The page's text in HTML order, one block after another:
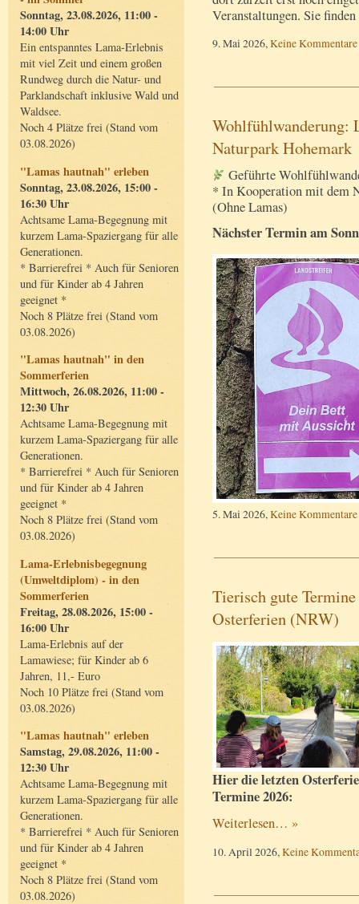
Sonntag, 23.08.2026, 11:00 -
14:00 Uhr
Ein entspanntes Lama-Erlebnis
mit viel Zeit und einem großen
Rundweg durch die Natur- und
Parklandschaft inklusive Wald und
Waldsee.
Noch 4 Plätze frei (Stand vom
03.08.2026)
"Lamas hautnah" erleben
Sonntag, 23.08.2026, 15:00 -
16:30 Uhr
Achtsame Lama-Begegnung mit
kurzem Lama-Spaziergang für alle
Generationen.
* Barrierefrei * Auch für Senioren
und für Kinder ab 4 Jahren
geeignet *
Noch 8 Plätze frei (Stand vom
03.08.2026)
"Lamas hautnah" in den
Sommerferien
Mittwoch, 26.08.2026, 11:00 -
12:30 Uhr
Achtsame Lama-Begegnung mit
kurzem Lama-Spaziergang für alle
Generationen.
* Barrierefrei * Auch für Senioren
und für Kinder ab 4 Jahren
geeignet *
Noch 8 Plätze frei (Stand vom
03.08.2026)
Lama-Erlebnisbegegnung
(Umweltdiplom) - in den
Sommerferien
Freitag, 28.08.2026, 15:00 -
16:00 Uhr
Lama-Erlebnis auf der
Lamawiese; für Kinder ab 6
Jahren, 11,- Euro
Noch 10 Plätze frei (Stand vom
03.08.2026)
"Lamas hautnah" erleben
Samstag, 29.08.2026, 11:00 -
12:30 Uhr
Achtsame Lama-Begegnung mit
kurzem Lama-Spaziergang für alle
Generationen.
* Barrierefrei * Auch für Senioren
und für Kinder ab 4 Jahren
geeignet *
Noch 8 Plätze frei (Stand vom
03.08.2026)
Veranstaltungen. Sie
9. Mai 2026,Keine Kommentare
Wohlfühlwanderung:
Naturpark Hohemark
Geführte
* In Kooperation mit dem
(Ohne Lamas)
Nächster Termin am
5. Mai 2026,Keine Kommentare
Tierisch gute
Osterferien (NRW)
Hier die letzten
Termine 2026:
Weiterlesen… »
10. April 2026,Keine